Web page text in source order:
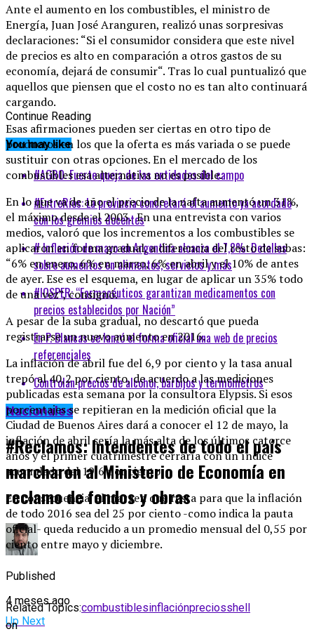
Ante el aumento en los combustibles, el ministro de
Energía, Juan José Aranguren, realizó unas sorpresivas
declaraciones: “Si el consumidor considera que este nivel
de precios es alto en comparación a otros gastos de su
economía, dejará de consumir“. Tras lo cual puntualizó que
aquellos que piensen que el costo no es tan alto continuará
cargando.
Esas afirmaciones pueden ser ciertas en otro tipo de
productos en los que la oferta es más variada o se puede
sustituir con otras opciones. En el mercado de los
combustibles esa alternativa no es posible.
En lo que va de año el precio de la nafta aumentó un 31%,
el máximo desde el 2003. En una entrevista con varios
medios, valoró que los incrementos a los combustibles se
aplicaron en forma gradual, a diferencia del resto de subas:
“6% en enero, 6% en marzo, 6% en abril y el 10% de antes
de ayer. Ese es el esquema, en lugar de aplicar un 35% todo
de una vez”, consignó.
A pesar de la suba gradual, no descartó que pueda
registrarse un nuevo aumento en 2016.
La inflación de abril fue del 6,9 por ciento y la tasa anual
trepó al 40,2 por ciento, de acuerdo a las mediciones
publicadas esta semana por la consultora Elypsis. Si esos
porcentajes se repitieran en la medición oficial que la
Ciudad de Buenos Aires dará a conocer el 12 de mayo, la
inflación de abril sería la más alta de los últimos catorce
años y el primer cuatrimestre cerraría con un índice
acumulado del 19,6 por ciento.
En consecuencia, el margen que resta para que la inflación
de todo 2016 sea del 25 por ciento -como indica la pauta
oficial- queda reducido a un promedio mensual del 0,55 por
ciento entre mayo y diciembre.
Related Topics:combustiblesinflaciónpreciosshell
Up Next
Continue Reading
You may like
#AGRO: Fuerte queja de las entidades del campo
#EntreRíos: La provincia concretará el aumento ya acordado
con los gremios docentes
# Inflación de mayo en Argentina alcanza el 7,8%: Detalles
sobre aumentos en alimentos, servicios y más
#IOSPER: “Farmacéuticos garantizan medicamentos con
precios establecidos por Nación”
En P. Blancas se lanzó el forma oficial una web de precios
referenciales
Controlan precios de alcohol, barbijos y termómetros
Nacionales
#Reclamos: Intendentes de todo el país
marcharon al Ministerio de Economía en
reclamo de fondos y obras
Published
4 meses ago
on